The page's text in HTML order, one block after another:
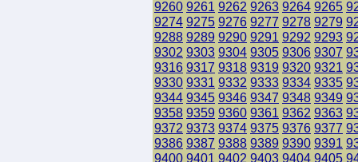
9260 9261 9262 9263 9264 9265
9274 9275 9276 9277 9278 9279
9288 9289 9290 9291 9292 9293
9302 9303 9304 9305 9306 9307
9316 9317 9318 9319 9320 9321
9330 9331 9332 9333 9334 9335
9344 9345 9346 9347 9348 9349
9358 9359 9360 9361 9362 9363
9372 9373 9374 9375 9376 9377
9386 9387 9388 9389 9390 9391
9400 9401 9402 9403 9404 9405